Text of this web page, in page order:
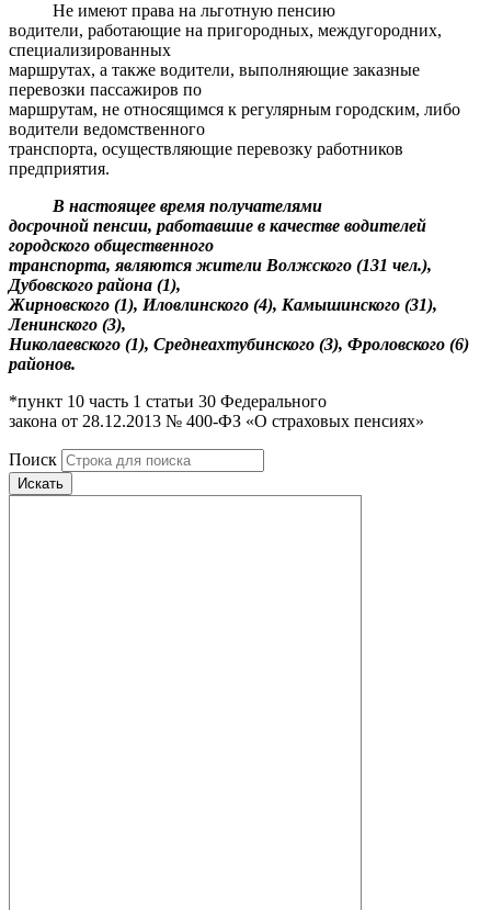
Не имеют права на льготную пенсию
водители, работающие на пригородных, междугородних,
специализированных
маршрутах, а также водители, выполняющие заказные
перевозки пассажиров по
маршрутам, не относящимся к регулярным городским, либо
водители ведомственного
транспорта, осуществляющие перевозку работников
предприятия.
В настоящее время получателями
досрочной пенсии, работавшие в качестве водителей
городского общественного
транспорта, являются жители Волжского (131 чел.),
Дубовского района (1),
Жирновского (1), Иловлинского (4), Камышинского (31),
Ленинского (3),
Николаевского (1), Среднеахтубинского (3), Фроловского (6)
районов.
*пункт 10 часть 1 статьи 30 Федерального
закона от 28.12.2013 № 400-ФЗ «О страховых пенсиях»
Поиск
Искать